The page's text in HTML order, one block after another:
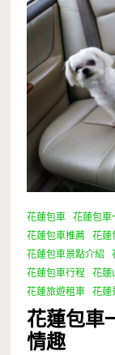
花蓮包車 花蓮包車
花蓮包車推薦
花蓮
花蓮包車景點介紹
花蓮包車行程
花蓮
花蓮旅遊租車
花蓮
花蓮包車
情趣